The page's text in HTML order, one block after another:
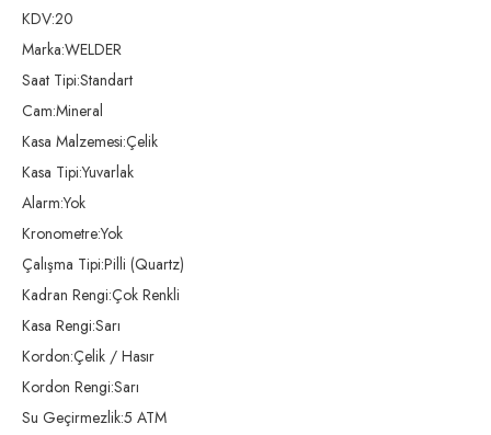
KDV:20
Marka:WELDER
Saat Tipi:Standart
Cam:Mineral
Kasa Malzemesi:Çelik
Kasa Tipi:Yuvarlak
Alarm:Yok
Kronometre:Yok
Çalışma Tipi:Pilli (Quartz)
Kadran Rengi:Çok Renkli
Kasa Rengi:Sarı
Kordon:Çelik / Hasır
Kordon Rengi:Sarı
Su Geçirmezlik:5 ATM